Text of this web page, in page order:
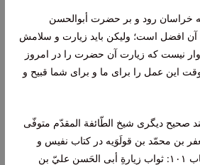
خراسان‌ رود و بر حضرت‌ أبوالحسن‌
آن‌ افضل‌ است‌؛ وليکن‌ بايد زيارت‌ و سلامش‌
نيست‌ که‌ زيارت‌ آن‌ حضرت‌ را در امروز
اين‌ عمل‌ را برای ما و برای شما قبيح‌ و
صحيح‌ ديگری شيخ‌ الطّائفة‌ المقدّم‌ متوفّی
جعفر بن‌ محمّد بن‌ قولَوَیه‌ در کتاب‌ نفيس‌ و
معتبر « کامل‌الزّيارات‌ » باب‌ ١٠١: ثواب‌ زيارةِ أبی الحَسن‌ عليّ بنِ